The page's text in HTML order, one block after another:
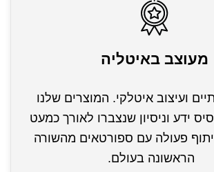
מעוצב באיטליה
ועיצוב איטלקי. המוצרים שלנו
ידע וניסיון שנצברו לאורך כמעט
שיתוף פעולה עם ספורטאים מהשורה
הראשונה בעולם.